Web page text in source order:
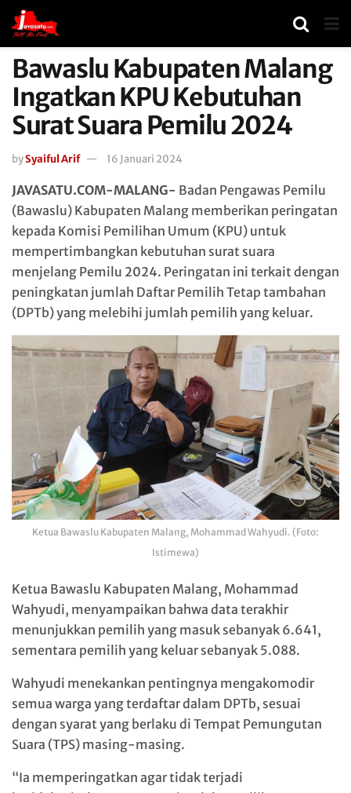
Bawaslu Kabupaten Malang
Ingatkan KPU Kebutuhan
Surat Suara Pemilu 2024
bySyaiful Arif 16 Januari 2024
JAVASATU.COM-MALANG- Badan Pengawas Pemilu
(Bawaslu) Kabupaten Malang memberikan peringatan
kepada Komisi Pemilihan Umum (KPU) untuk
mempertimbangkan kebutuhan surat suara
menjelang Pemilu 2024. Peringatan ini terkait dengan
peningkatan jumlah Daftar Pemilih Tetap tambahan
(DPTb) yang melebihi jumlah pemilih yang keluar.
Ketua Bawaslu Kabupaten Malang, Mohammad Wahyudi. (Foto:
Istimewa)
Ketua Bawaslu Kabupaten Malang, Mohammad
Wahyudi, menyampaikan bahwa data terakhir
menunjukkan pemilih yang masuk sebanyak 6.641,
sementara pemilih yang keluar sebanyak 5.088.
Wahyudi menekankan pentingnya mengakomodir
semua warga yang terdaftar dalam DPTb, sesuai
dengan syarat yang berlaku di Tempat Pemungutan
Suara (TPS) masing-masing.
“Ia memperingatkan agar tidak terjadi